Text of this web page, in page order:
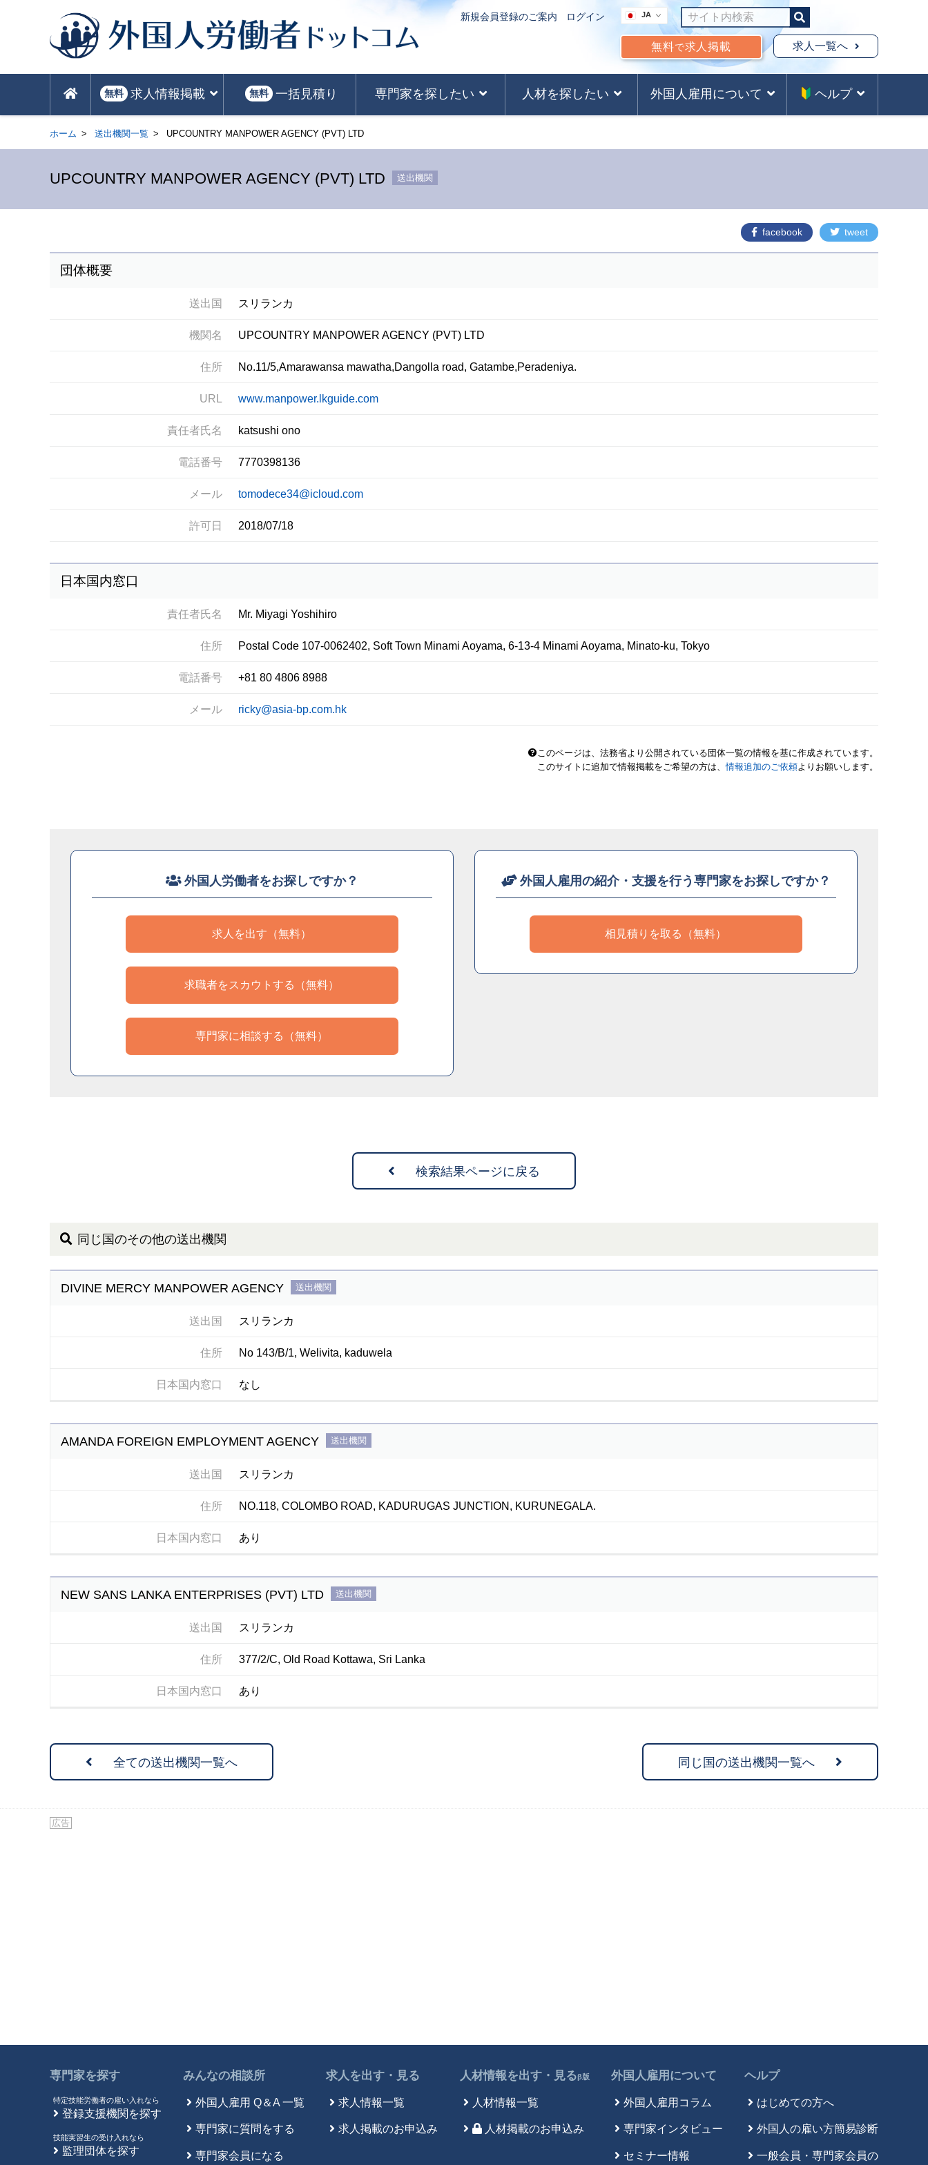
新規会員登録のご案内 ログイン JA
無料で求人掲載 求人一覧へ
無料 求人情報掲載 無料 一括見積り 専門家を探したい 人材を探したい 外国人雇用について ヘルプ
ホーム 送出機関一覧 UPCOUNTRY MANPOWER AGENCY (PVT) LTD
UPCOUNTRY MANPOWER AGENCY (PVT) LTD 送出機関
facebook tweet
団体概要
送出国 スリランカ
機関名 UPCOUNTRY MANPOWER AGENCY (PVT) LTD
住所 No.11/5,Amarawansa mawatha,Dangolla road, Gatambe,Peradeniya.
URL www.manpower.lkguide.com
責任者氏名 katsushi ono
電話番号 7770398136
メール tomodece34@icloud.com
許可日 2018/07/18
日本国内窓口
責任者氏名 Mr. Miyagi Yoshihiro
住所 Postal Code 107-0062402, Soft Town Minami Aoyama, 6-13-4 Minami Aoyama, Minato-ku, Tokyo
電話番号 +81 80 4806 8988
メール ricky@asia-bp.com.hk
このページは、法務省より公開されている団体一覧の情報を基に作成されています。
このサイトに追加で情報掲載をご希望の方は、情報追加のご依頼よりお願いします。
外国人労働者をお探しですか？
求人を出す（無料）
求職者をスカウトする（無料）
専門家に相談する（無料）
外国人雇用の紹介・支援を行う専門家をお探しですか？
相見積りを取る（無料）
検索結果ページに戻る
同じ国のその他の送出機関
DIVINE MERCY MANPOWER AGENCY 送出機関
送出国 スリランカ
住所 No 143/B/1, Welivita, kaduwela
日本国内窓口 なし
AMANDA FOREIGN EMPLOYMENT AGENCY 送出機関
送出国 スリランカ
住所 NO.118, COLOMBO ROAD, KADURUGAS JUNCTION, KURUNEGALA.
日本国内窓口 あり
NEW SANS LANKA ENTERPRISES (PVT) LTD 送出機関
送出国 スリランカ
住所 377/2/C, Old Road Kottawa, Sri Lanka
日本国内窓口 あり
全ての送出機関一覧へ 同じ国の送出機関一覧へ
広告
専門家を探す
特定技能労働者の雇い入れなら
登録支援機関を探す
技能実習生の受け入れなら
監理団体を探す
みんなの相談所
外国人雇用 Q＆A 一覧
専門家に質問をする
専門家会員になる
求人を出す・見る
求人情報一覧
求人掲載のお申込み
人材情報を出す・見るβ版
人材情報一覧
人材掲載のお申込み
外国人雇用について
外国人雇用コラム
専門家インタビュー
セミナー情報
ヘルプ
はじめての方へ
外国人の雇い方簡易診断
一般会員・専門家会員の